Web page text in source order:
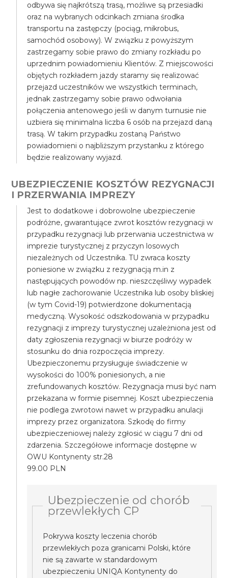
odbywa się najkrótszą trasą, możliwe są przesiadki
oraz na wybranych odcinkach zmiana środka
transportu na zastępczy (pociąg, mikrobus,
samochód osobowy). W związku z powyższym
zastrzegamy sobie prawo do zmiany rozkładu po
uprzednim powiadomieniu Klientów. Z miejscowości
objętych rozkładem jazdy staramy się realizować
przejazd uczestników we wszystkich terminach,
jednak zastrzegamy sobie prawo odwołania
połączenia antenowego jeśli w danym turnusie nie
uzbiera się minimalna liczba 6 osób na przejazd daną
trasą. W takim przypadku zostaną Państwo
powiadomieni o najbliższym przystanku z którego
będzie realizowany wyjazd.
UBEZPIECZENIE KOSZTÓW REZYGNACJI
I PRZERWANIA IMPREZY
Jest to dodatkowe i dobrowolne ubezpieczenie
podróżne, gwarantujące zwrot kosztów rezygnacji w
przypadku rezygnacji lub przerwania uczestnictwa w
imprezie turystycznej z przyczyn losowych
niezależnych od Uczestnika. TU zwraca koszty
poniesione w związku z rezygnacją m.in z
następujących powodów np. nieszczęśliwy wypadek
lub nagłe zachorowanie Uczestnika lub osoby bliskiej
(w tym Covid-19) potwierdzone dokumentacją
medyczną. Wysokość odszkodowania w przypadku
rezygnacji z imprezy turystycznej uzależniona jest od
daty zgłoszenia rezygnacji w biurze podróży w
stosunku do dnia rozpoczęcia imprezy.
Ubezpieczonemu przysługuje świadczenie w
wysokości do 100% poniesionych, a nie
zrefundowanych kosztów. Rezygnacja musi być nam
przekazana w formie pisemnej. Koszt ubezpieczenia
nie podlega zwrotowi nawet w przypadku anulacji
imprezy przez organizatora. Szkodę do firmy
ubezpieczeniowej należy zgłosić w ciągu 7 dni od
zdarzenia. Szczegółowe informacje dostępne w
OWU Kontynenty str.28
99.00 PLN
Ubezpieczenie od chorób
przewlekłych CP
Pokrywa koszty leczenia chorób
przewlekłych poza granicami Polski, które
nie są zawarte w standardowym
ubezpieczeniu UNIQA Kontynenty do